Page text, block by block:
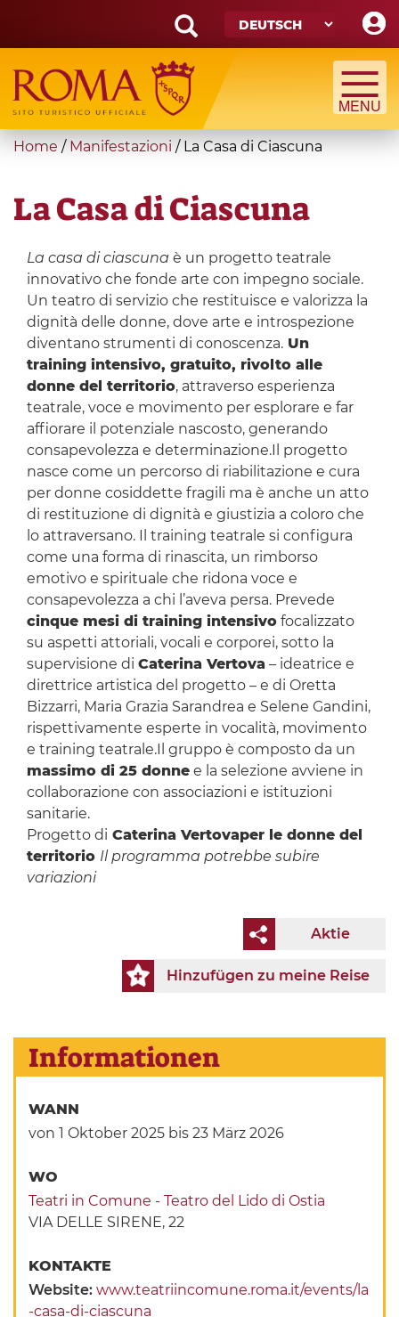
main
content
Search
form
Suche
You
here
Home / Manifestazioni / La Casa di Ciascuna
La Casa di Ciascuna
La casa di ciascuna è un progetto teatrale
innovativo che fonde arte con impegno sociale.
Un teatro di servizio che restituisce e valorizza la
dignità delle donne, dove arte e introspezione
diventano strumenti di conoscenza.Un
training intensivo, gratuito, rivolto alle
donne del territorio, attraverso esperienza
teatrale, voce e movimento per esplorare e far
affiorare il potenziale nascosto, generando
consapevolezza e determinazione.Il progetto
nasce come un percorso di riabilitazione e cura
per donne cosiddette fragili ma è anche un atto
di restituzione di dignità e giustizia a coloro che
lo attraversano. Il training teatrale si configura
come una forma di rinascita, un rimborso
emotivo e spirituale che ridona voce e
consapevolezza a chi l’aveva persa. Prevede
cinque mesi di training intensivofocalizzato
su aspetti attoriali, vocali e corporei, sotto la
supervisione di Caterina Vertova – ideatrice e
direttrice artistica del progetto – e di Oretta
Bizzarri, Maria Grazia Sarandrea e Selene Gandini,
rispettivamente esperte in vocalità, movimento
e training teatrale.Il gruppo è composto da un
massimo di 25 donnee la selezione avviene in
collaborazione con associazioni e istituzioni
sanitarie.
Progetto di Caterina Vertovaper le donne del
territorio Il programma potrebbe subire
variazioni
Aktie
Hinzufügen zu meine Reise
Informationen
WANN
von 1 Oktober 2025 bis 23 März 2026
WO
Teatri in Comune - Teatro del Lido di Ostia
VIA DELLE SIRENE, 22
KONTAKTE
Website:www.teatriincomune.roma.it/events/la
-casa-di-ciascuna